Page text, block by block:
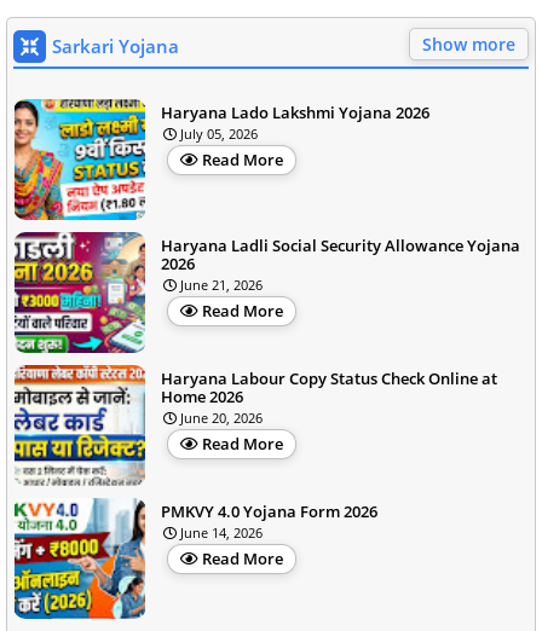
Sarkari Yojana Show more
Haryana Lado Lakshmi Yojana 2026
July 05, 2026
Read More
Haryana Ladli Social Security Allowance Yojana
2026
June 21, 2026
Read More
Haryana Labour Copy Status Check Online at
Home 2026
June 20, 2026
Read More
PMKVY 4.0 Yojana Form 2026
June 14, 2026
Read More